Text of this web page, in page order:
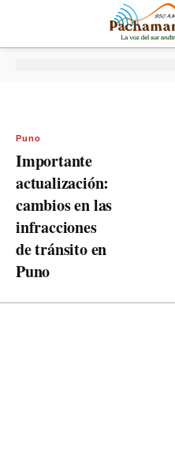
Puno
Importante
actualización:
cambios en las
infracciones
de tránsito en
Puno